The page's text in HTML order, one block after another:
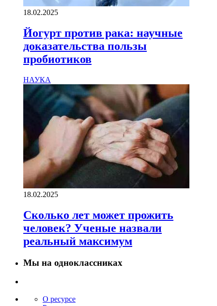
18.02.2025
Йогурт против рака: научные
доказательства пользы
пробиотиков
НАУКА
18.02.2025
Сколько лет может прожить
человек? Ученые назвали
реальный максимум
Мы на одноклассниках
О ресурсе